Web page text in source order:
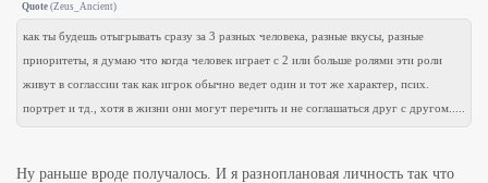
Quote (Zeus_Ancient)
как ты будешь отыгрывать сразу за 3 разных человека, разные вкусы, разные
приоритеты, я думаю что когда человек играет с 2 или больше ролями эти роли
живут в соглассии так как игрок обычно ведет один и тот же характер, псих.
портрет и тд., хотя в жизни они могут перечить и не соглашаться друг с другом.....
Ну раньше вроде получалось. И я разноплановая личность так что